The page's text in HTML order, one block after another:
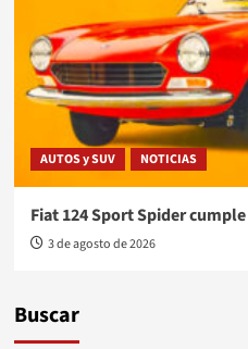
AUTOS y SUV NOTICIAS
Fiat 124 Sport Spider
3 de agosto de 2026
Buscar